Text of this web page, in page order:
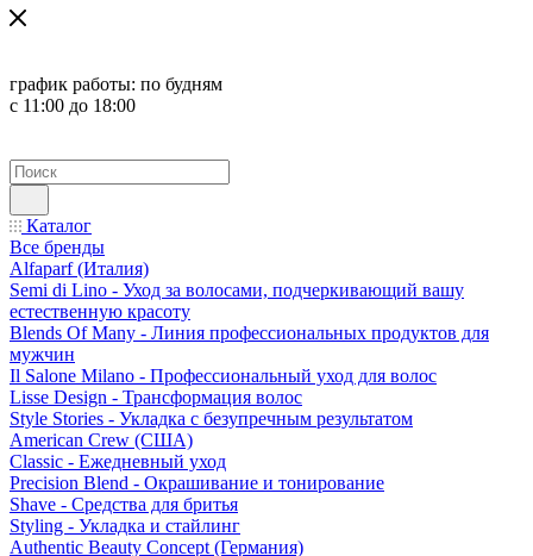
график работы: по будням
с 11:00 до 18:00
Каталог
Все бренды
Alfaparf (Италия)
Semi di Lino - Уход за волосами, подчеркивающий вашу
естественную красоту
Blends Of Many - Линия профессиональных продуктов для
мужчин
Il Salone Milano - Профессиональный уход для волос
Lisse Design - Трансформация волос
Style Stories - Укладка с безупречным результатом
American Crew (США)
Classic - Ежедневный уход
Precision Blend - Окрашивание и тонирование
Shave - Средства для бритья
Styling - Укладка и стайлинг
Authentic Beauty Concept (Германия)